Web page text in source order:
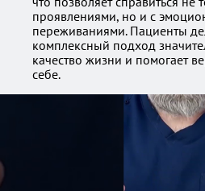
проявлениями, но и с
переживаниями. Пациенты
комплексный подход
качество жизни и помогает
себе.